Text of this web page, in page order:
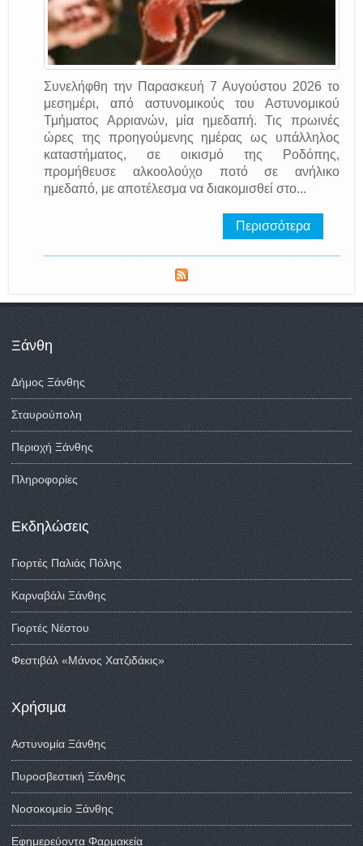
Συνελήφθη την Παρασκευή 7 Αυγούστου 2026 το
μεσημέρι, από αστυνομικούς του Αστυνομικού
Τμήματος Αρριανών, μία ημεδαπή. Τις πρωινές
ώρες της προηγούμενης ημέρας ως υπάλληλος
καταστήματος, σε οικισμό της Ροδόπης,
προμήθευσε αλκοολούχο ποτό σε ανήλικο
ημεδαπό, με αποτέλεσμα να διακομισθεί στο...
Περισσότερα
Ξάνθη
Δήμος Ξάνθης
Σταυρούπολη
Περιοχή Ξάνθης
Πληροφορίες
Εκδηλώσεις
Γιορτές Παλιάς Πόλης
Καρναβάλι Ξάνθης
Γιορτές Νέστου
Φεστιβάλ «Μάνος Χατζιδάκις»
Χρήσιμα
Αστυνομία Ξάνθης
Πυροσβεστική Ξάνθης
Νοσοκομείο Ξάνθης
Εφημερεύοντα Φαρμακεία